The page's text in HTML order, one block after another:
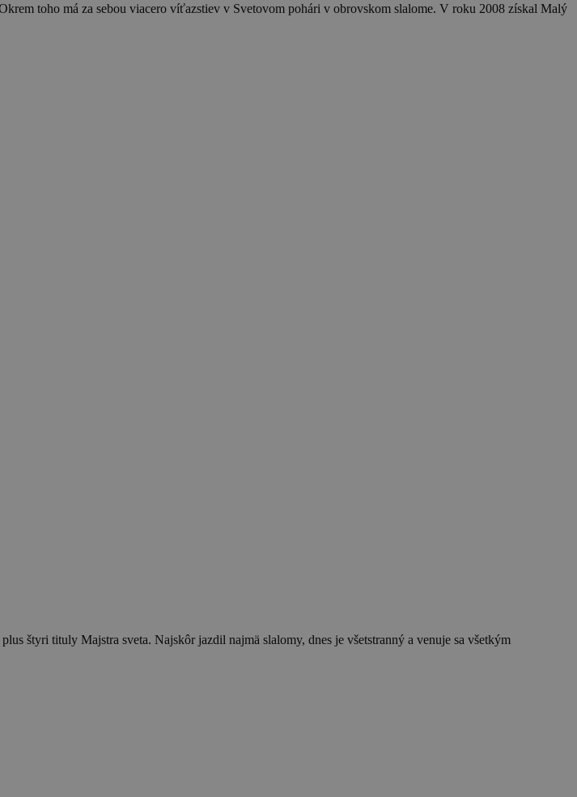
toho má za sebou viacero víťazstiev v Svetovom pohári v obrovskom slalome. V roku 2008 získal Malý
štyri tituly Majstra sveta. Najskôr jazdil najmä slalomy, dnes je všetstranný a venuje sa všetkým